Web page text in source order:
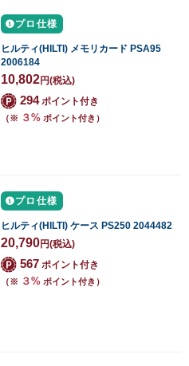
プロ仕様
ヒルティ(HILTI) メモリカード PSA95
2006184
10,802円(税込)
294ポイント付き
（※ ３% ポイント付き）
プロ仕様
ヒルティ(HILTI) ケース PS250 2044482
20,790円(税込)
567 ポイント付き
（※ ３% ポイント付き）